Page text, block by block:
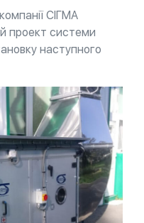
СІГМА
проект системи
наступного